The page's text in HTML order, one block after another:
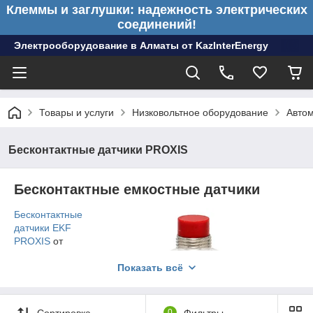
Клеммы и заглушки: надежность электрических
соединений!
Электрооборудование в Алматы от KazInterEnergy
Товары и услуги Низковольтное оборудование
Бесконтактные датчики PROXIS
Бесконтактные емкостные датчики
Бесконтактные
датчики EKF
PROXIS от
Показать всё